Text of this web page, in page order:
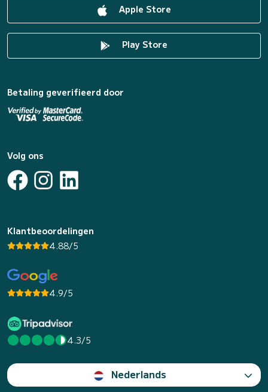
Apple Store
Play Store
Betaling geverifieerd door
Volg ons
Klantbeoordelingen
4.88/5
4.9/5
4.3/5
Nederlands